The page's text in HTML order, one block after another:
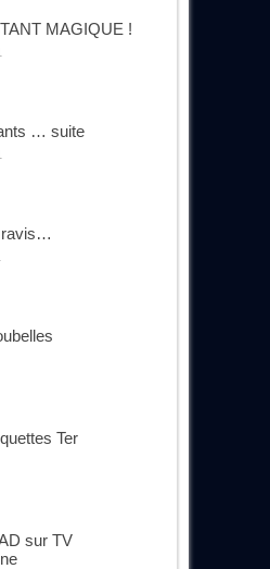
MAGIQUE !
… suite
ravis…
Ter
sur TV